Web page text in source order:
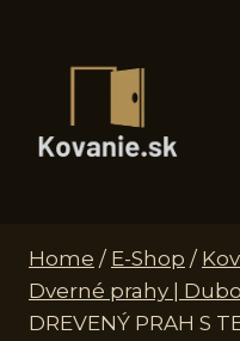
Home / E-Shop /
Dverné prahy |
DREVENÝ PRAH S